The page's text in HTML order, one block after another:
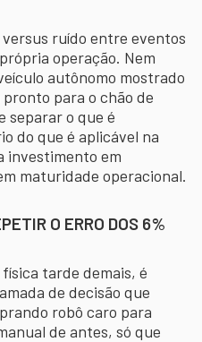
ruído entre eventos
operação. Nem
autônomo mostrado
para o chão de
separar o que é
do que é aplicável na
investimento em
maturidade operacional.
O ERRO DOS 6%
tarde demais, é
de decisão que
robô caro para
de antes, só que